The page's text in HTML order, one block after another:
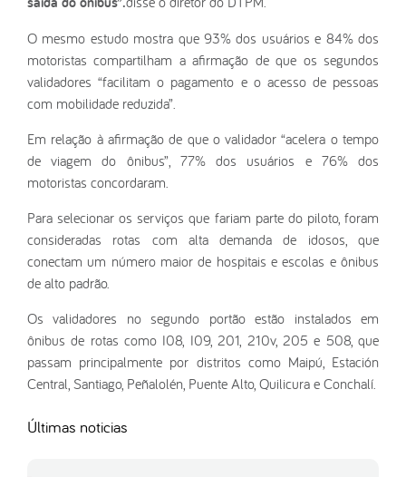
O mesmo estudo mostra que 93% dos usuários e 84% dos
motoristas compartilham a afirmação de que os segundos
validadores “facilitam o pagamento e o acesso de pessoas
com mobilidade reduzida”.
Em relação à afirmação de que o validador “acelera o tempo
de viagem do ônibus”, 77% dos usuários e 76% dos
motoristas concordaram.
Para selecionar os serviços que fariam parte do piloto, foram
consideradas rotas com alta demanda de idosos, que
conectam um número maior de hospitais e escolas e ônibus
de alto padrão.
Os validadores no segundo portão estão instalados em
ônibus de rotas como I08, I09, 201, 210v, 205 e 508, que
passam principalmente por distritos como Maipú, Estación
Central, Santiago, Peñalolén, Puente Alto, Quilicura e Conchalí.
Últimas noticias